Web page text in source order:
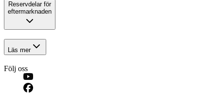
Reservdelar för
eftermarknaden
Läs mer
Följ oss